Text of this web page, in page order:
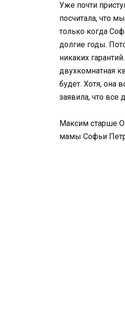
Уже почти
посчитала, что
только когда
долгие годы.
никаких
двухкомнатная
будет. Хотя, она
заявила, что все
Максим старше
мамы Софьи